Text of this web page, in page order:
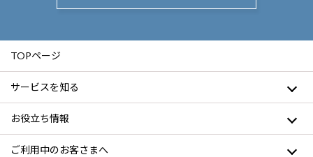
TOPページ
サービスを知る
お役立ち情報
ご利用中のお客さまへ